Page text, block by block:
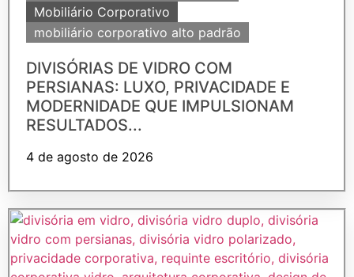
Mobiliário Corporativo
mobiliário corporativo alto padrão
DIVISÓRIAS DE VIDRO COM
PERSIANAS: LUXO, PRIVACIDADE E
MODERNIDADE QUE IMPULSIONAM
RESULTADOS...
4 de agosto de 2026